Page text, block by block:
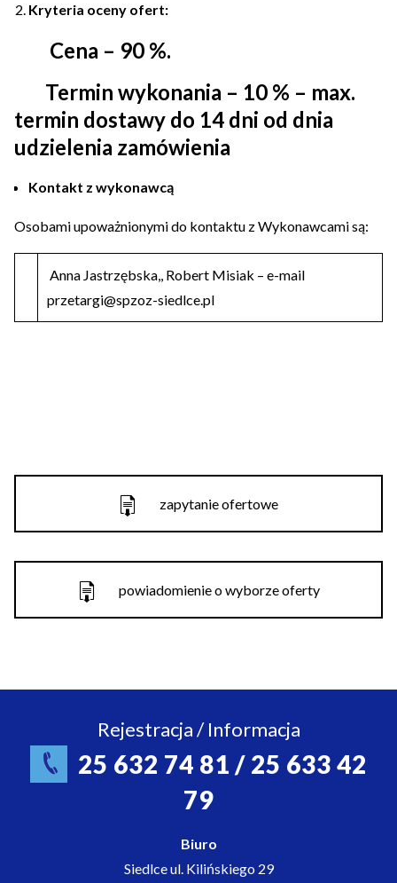
Kryteria oceny ofert:
Cena – 90 %.
Termin wykonania – 10 % – max.
termin dostawy do 14 dni od dnia
udzielenia zamówienia
Kontakt z wykonawcą
Osobami upoważnionymi do kontaktu z Wykonawcami są:
Anna Jastrzębska,, Robert Misiak – e-mail
przetargi@spzoz-siedlce.pl
zapytanie ofertowe
powiadomienie o wyborze oferty
Rejestracja / Informacja
25 632 74 81 / 25 633 42
79
Biuro
Siedlce ul. Kilińskiego 29